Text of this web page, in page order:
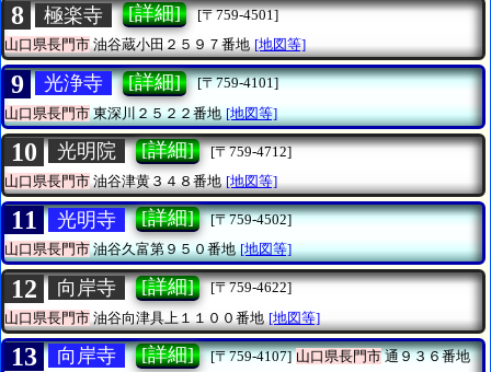
8 極楽寺 [詳細]
[〒759-4501]
山口県長門市油谷蔵小田２５９７番地 [地図等]
9 光浄寺 [詳細]
[〒759-4101]
山口県長門市東深川２５２２番地 [地図等]
10 光明院 [詳細]
[〒759-4712]
山口県長門市 油谷津黄３４８番地 [地図等]
11 光明寺 [詳細]
[〒759-4502]
山口県長門市油谷久富第９５０番地 [地図等]
12 向岸寺 [詳細]
[〒759-4622]
山口県長門市 油谷向津具上１１００番地 [地図等]
13 向岸寺 [詳細] [〒759-4107] 山口県長門市通９３６番地